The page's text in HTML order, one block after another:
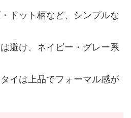
ドット柄など、シンプルな
避け、ネイビー・グレー系
イは上品でフォーマル感が